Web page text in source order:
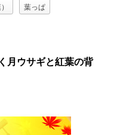
葉っぱ
月ウサギと紅葉の背